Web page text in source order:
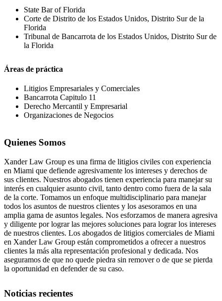
State Bar of Florida
Corte de Distrito de los Estados Unidos, Distrito Sur de la
Florida
Tribunal de Bancarrota de los Estados Unidos, Distrito Sur de
la Florida
Áreas de práctica
Litigios Empresariales y Comerciales
Bancarrota Capitulo 11
Derecho Mercantil y Empresarial
Organizaciones de Negocios
Quienes Somos
Xander Law Group es una firma de litigios civiles con experiencia
en Miami que defiende agresivamente los intereses y derechos de
sus clientes. Nuestros abogados tienen experiencia para manejar su
interés en cualquier asunto civil, tanto dentro como fuera de la sala
de la corte. Tomamos un enfoque multidisciplinario para manejar
todos los asuntos de nuestros clientes y los asesoramos en una
amplia gama de asuntos legales. Nos esforzamos de manera agresiva
y diligente por lograr las mejores soluciones para lograr los intereses
de nuestros clientes. Los abogados de litigios comerciales de Miami
en Xander Law Group están comprometidos a ofrecer a nuestros
clientes la más alta representación profesional y dedicada. Nos
aseguramos de que no quede piedra sin remover o de que se pierda
la oportunidad en defender de su caso.
Noticias recientes